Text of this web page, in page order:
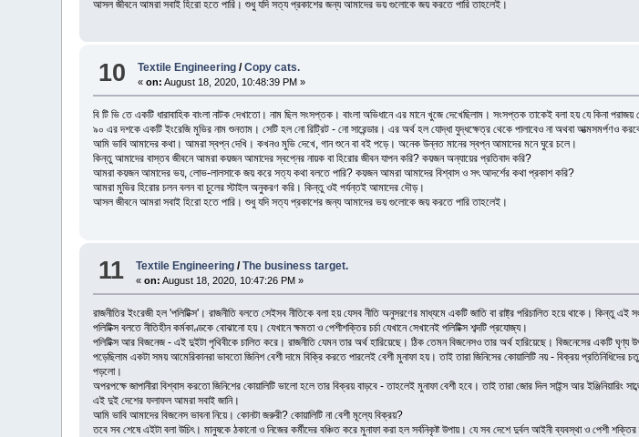
আসল জীবনে আমরা সবাই হিরো হতে পারি। শুধু যদি সত্য প্রকাশের জন্য আমাদের ভয় গুলোকে জয় করতে পারি তাহলেই।
10 Textile Engineering /Copy cats.
«on: August 18, 2020, 10:48:39 PM »
বি টি ভি তে একটি ধারাবাহিক বাংলা নাটক দেখাতো। নাম ছিল সংসপ্তক। বাংলা অভিধানে এর মানে খুজে দেখেছিলাম। সংসপ্তক তাকেই বলা হয় যে কিনা
৯০ এর দশকে একটি ইংরেজি মুভির নাম শুনতাম। সেটি হল নো রিট্রিট - নো সারেন্ডার। এর অর্থ হল যোদ্ধা যুদ্ধক্ষেত্র থেকে পালাবেও না অথবা আত্মসমর্পণও
আমি ভাবি আমাদের কথা। আমরা স্বপ্ন দেখি। কখনও মুভি দেখে, গান শুনে বা বই পড়ে। অনেক উন্নত মানের স্বপ্ন আমাদের মনে ঘুরে চলে।
কিন্তু আমাদের বাস্তব জীবনে আমরা কয়জন আমাদের স্বপ্নের নায়ক বা হিরোর জীবন যাপন করি? কয়জন অন্যায়ের প্রতিবাদ করি?
আমরা কয়জন আমাদের ভয়, লোভ-লালসাকে জয় করে সত্য কথা বলতে পারি? কয়জন আমরা আমাদের বিশ্বাস ও সৎ আদর্শের কথা প্রকাশ করি?
আমরা মুভির হিরোর চলন বলন বা চুলের স্টাইল অনুকরণ করি। কিন্তু ওই পর্যন্তই আমাদের দৌড়।
আসল জীবনে আমরা সবাই হিরো হতে পারি। শুধু যদি সত্য প্রকাশের জন্য আমাদের ভয় গুলোকে জয় করতে পারি তাহলেই।
11 Textile Engineering /The business target.
«on: August 18, 2020, 10:47:26 PM »
রাজনীতির ইংরেজী হল 'পলিটিক্স'। রাজনীতি বলতে সেইসব নীতিকে বলা হয় যেসব নীতি অনুসরণের মাধ্যমে একটি জাতি বা রাষ্ট্র পরিচালিত হয়ে থাকে। কিন্তু
পলিটিক্স বলতে নীতিহীন কর্মকাণ্ডকে বোঝানো হয়। যেখানে ক্ষমতা ও পেশীশক্তির চর্চা যেখানে সেখানেই পলিটিক্স শব্দটি প্রযোজ্য।
পলিটিক্স আর বিজনেজ - এই দুইটা পৃথিবীকে চালিত করে। রাজনীতি যেমন তার অর্থ হারিয়েছে। ঠিক তেমন বিজনেসও তার অর্থ হারিয়েছে। বিজনেসের একটি
পড়েছিলাম একটা সময় আমেরিকানরা ভাবতো জিনিশ বেশী দামে বিক্রি করতে পারলেই বেশী মুনাফা হয়। তাই তারা জিনিসের কোয়ালিটি নয় - বিক্রয়
পড়লো।
অপরপক্ষে জাপানীরা বিশ্বাস করতো জিনিশের কোয়ালিটি ভালো হলে তার বিক্রয় বাড়বে - তাহলেই মুনাফা বেশী হবে। তাই তারা জোর দিল সাইন্স আর ইঞ্জিনিয়ারিং
এই দুই দেশের ফলাফল আমরা সবাই জানি।
আমি ভাবি আমাদের বিজনেস ভাবনা নিয়ে। কোনটা জরুরী? কোয়ালিটি না বেশী মূল্যে বিক্রয়?
তবে সব শেষে এইটা বলা উচিৎ। মানুষকে ঠকানো ও নিজের কর্মীদের বঞ্চিত করে মুনাফা করা হল সর্বনিকৃষ্ট উপায়। যে সব দেশে দুর্বল আইনী ব্যবস্থা ও পেশী